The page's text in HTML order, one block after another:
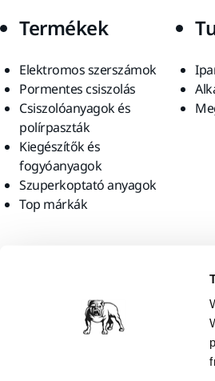
Termékek
Elektromos szerszámok
Pormentes csiszolás
Csiszolóanyagok és
polírpaszták
Kiegészítők és
fogyóanyagok
Szuperkoptató anyagok
Top márkák